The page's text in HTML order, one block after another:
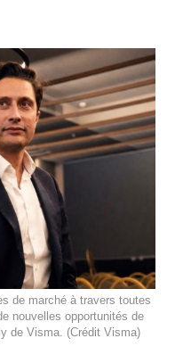
de marché à travers toutes
nouvelles opportunités de
de Visma. (Crédit Visma)